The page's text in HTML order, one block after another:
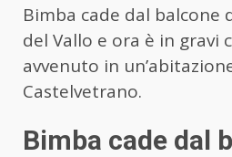
Bimba cade dal balcone
del Vallo e ora è in gravi
avvenuto in
Castelvetrano.
Bimba cade dal